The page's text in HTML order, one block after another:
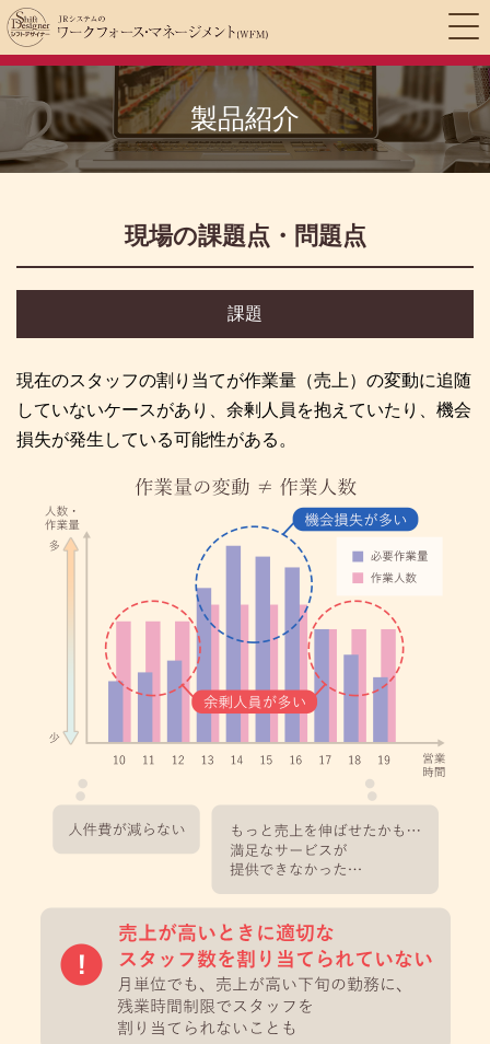
製品紹介
現場の課題点・問題点
課題
現在のスタッフの割り当てが作業量（売上）の変動に追随
していないケースがあり、余剰人員を抱えていたり、機会
損失が発生している可能性がある。